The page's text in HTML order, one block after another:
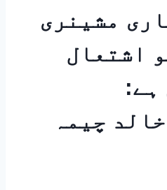
مشینری
اشتعال
ہے:
چیمہ